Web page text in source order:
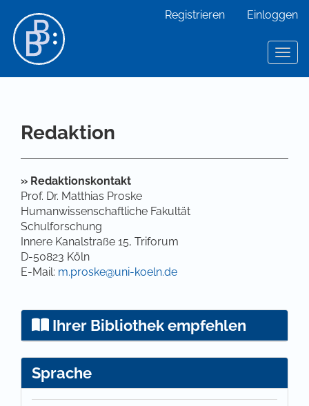
Hauptinhalt
Sidebar
Registrieren Einloggen
Redaktion
» Redaktionskontakt
Prof. Dr. Matthias Proske
Humanwissenschaftliche Fakultät
Schulforschung
Innere Kanalstraße 15, Triforum
D-50823 Köln
E-Mail: m.proske@uni-koeln.de
Ihrer Bibliothek empfehlen
Sprache